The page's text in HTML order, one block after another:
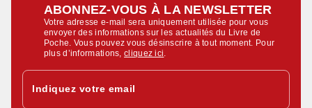
ABONNEZ-VOUS À LA NEWSLETTER
Votre adresse e-mail sera uniquement utilisée pour vous
envoyer des informations sur les actualités du Livre de
Poche. Vous pouvez vous désinscrire à tout moment. Pour
plus d’informations,cliquez ici
Indiquez votre email